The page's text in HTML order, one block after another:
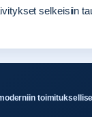
selkeisiin